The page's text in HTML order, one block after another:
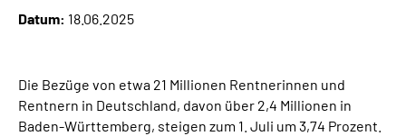
Über uns
Datum: 18.06.2025
Die Bezüge von etwa 21 Millionen Rentnerinnen und
Rentnern in Deutschland, davon über 2,4 Millionen in
Baden-Württemberg, steigen zum 1. Juli um 3,74 Prozent.